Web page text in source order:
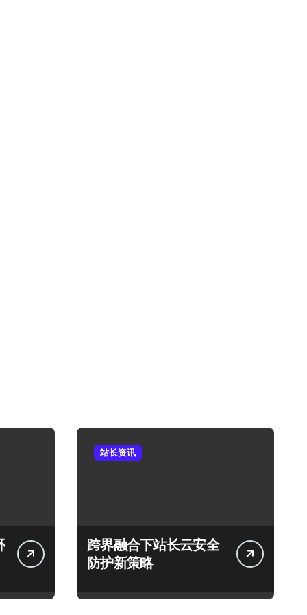
站长资讯
跨界融合下站长云安全
防护新策略